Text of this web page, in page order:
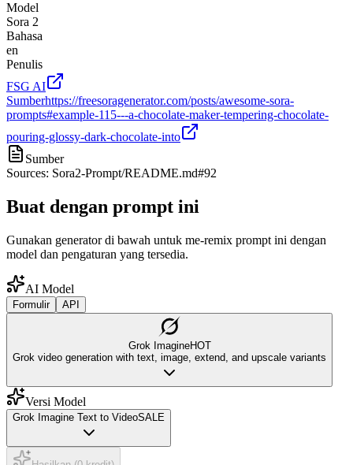
Model
Sora 2
Bahasa
en
Penulis
FSG AI
Sumberhttps://freesoragenerator.com/posts/awesome-sora-
prompts#example-115---a-chocolate-maker-tempering-chocolate-
pouring-glossy-dark-chocolate-into
Sumber
Sources: Sora2-Prompt/README.md#92
Buat dengan prompt ini
Gunakan generator di bawah untuk me-remix prompt ini dengan
model dan pengaturan yang tersedia.
AI Model
Formulir API
Grok ImagineHOT
Grok video generation with text, image, extend, and upscale variants
Versi Model
Grok Imagine Text to VideoSALE